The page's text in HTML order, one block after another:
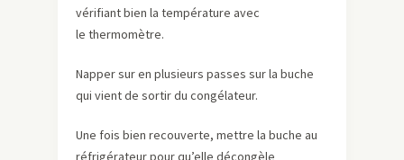
vérifiant bien la température avec
le thermomètre.
Napper sur en plusieurs passes sur la buche
qui vient de sortir du congélateur.
Une fois bien recouverte, mettre la buche au
réfrigérateur pour qu’elle décongèle